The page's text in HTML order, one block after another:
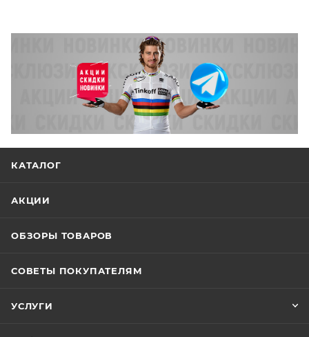
КАТАЛОГ
АКЦИИ
ОБЗОРЫ ТОВАРОВ
СОВЕТЫ ПОКУПАТЕЛЯМ
УСЛУГИ